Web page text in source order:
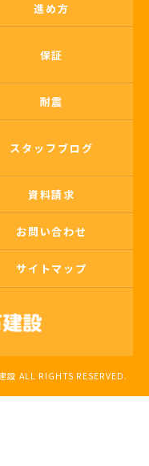
進め方
保証
耐震
スタッフブログ
資料請求
お問い合わせ
サイトマップ
ALL RIGHTS RESERVED.